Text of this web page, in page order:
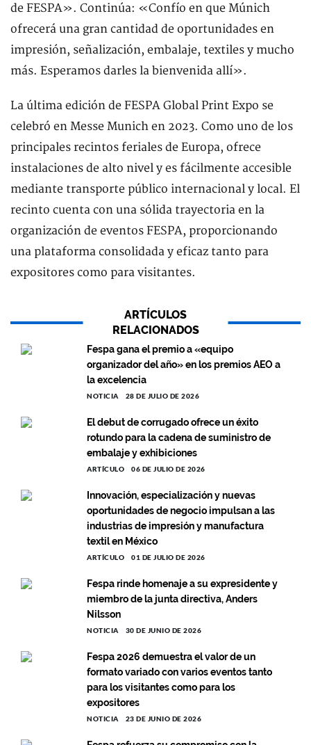
de FESPA». Continúa: «Confío en que Múnich
ofrecerá una gran cantidad de oportunidades en
impresión, señalización, embalaje, textiles y mucho
más. Esperamos darles la bienvenida allí».
La última edición de FESPA Global Print Expo se
celebró en Messe Munich en 2023. Como uno de los
principales recintos feriales de Europa, ofrece
instalaciones de alto nivel y es fácilmente accesible
mediante transporte público internacional y local. El
recinto cuenta con una sólida trayectoria en la
organización de eventos FESPA, proporcionando
una plataforma consolidada y eficaz tanto para
expositores como para visitantes.
ARTÍCULOS
RELACIONADOS
Fespa gana el premio a «equipo
organizador del año» en los premios AEO a
la excelencia
NOTICIA 28 DE JULIO DE 2026
El debut de corrugado ofrece un éxito
rotundo para la cadena de suministro de
embalaje y exhibiciones
ARTÍCULO 06 DE JULIO DE 2026
Innovación, especialización y nuevas
oportunidades de negocio impulsan a las
industrias de impresión y manufactura
textil en México
ARTÍCULO 01 DE JULIO DE 2026
Fespa rinde homenaje a su expresidente y
miembro de la junta directiva, Anders
Nilsson
NOTICIA 30 DE JUNIO DE 2026
Fespa 2026 demuestra el valor de un
formato variado con varios eventos tanto
para los visitantes como para los
expositores
NOTICIA 23 DE JUNIO DE 2026